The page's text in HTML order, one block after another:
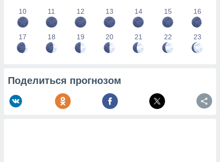
10
11 12 13 14 15 16
17 18 19 20 21 22 23
Поделиться прогнозом